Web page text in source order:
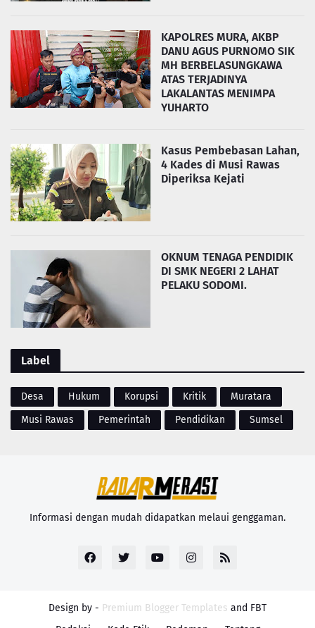
KAPOLRES MURA, AKBP
DANU AGUS PURNOMO SIK
MH BERBELASUNGKAWA
ATAS TERJADINYA
LAKALANTAS MENIMPA
YUHARTO
Kasus Pembebasan Lahan,
4 Kades di Musi Rawas
Diperiksa Kejati
OKNUM TENAGA PENDIDIK
DI SMK NEGERI 2 LAHAT
PELAKU SODOMI.
Label
Desa Hukum Korupsi Kritik
Muratara
Musi Rawas
Pemerintah Pendidikan Sumsel
Informasi dengan mudah didapatkan melaui genggaman.
Design by - Premium Blogger Templates and FBT